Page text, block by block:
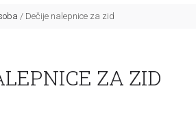
/ Dečije nalepnice za zid
ZA ZID